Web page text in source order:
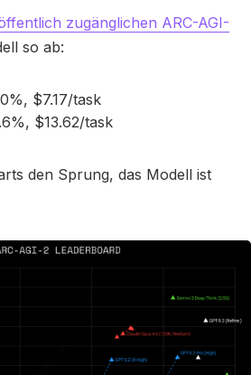
zugänglichen ARC-AGI-
so ab:
$7.17/task
$13.62/task
den Sprung, das Modell ist